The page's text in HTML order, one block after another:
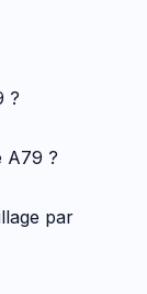
?
A79 ?
par